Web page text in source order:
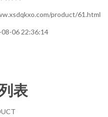
product/61.html
06 22:36:14
表